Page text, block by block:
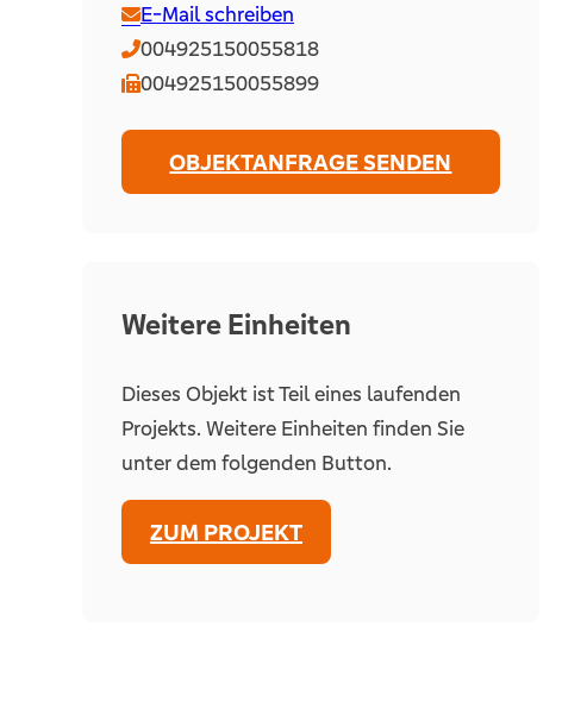
E-Mail schreiben
004925150055818
004925150055899
OBJEKTANFRAGE SENDEN
Weitere Einheiten
Dieses Objekt ist Teil eines laufenden
Projekts. Weitere Einheiten finden Sie
unter dem folgenden Button.
ZUM PROJEKT